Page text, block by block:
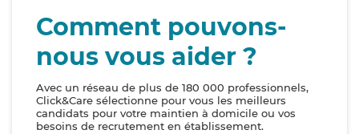
Comment pouvons-
nous vous aider ?
Avec un réseau de plus de 180 000 professionnels,
Click&Care sélectionne pour vous les meilleurs
candidats pour votre maintien à domicile ou vos
besoins de recrutement en établissement.